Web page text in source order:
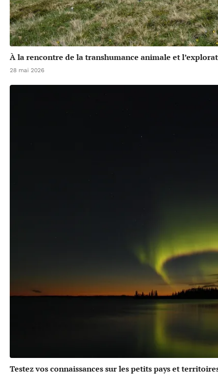
À la rencontre de la transhumance animale et
28 mai 2026
Testez vos connaissances sur les petits pays et